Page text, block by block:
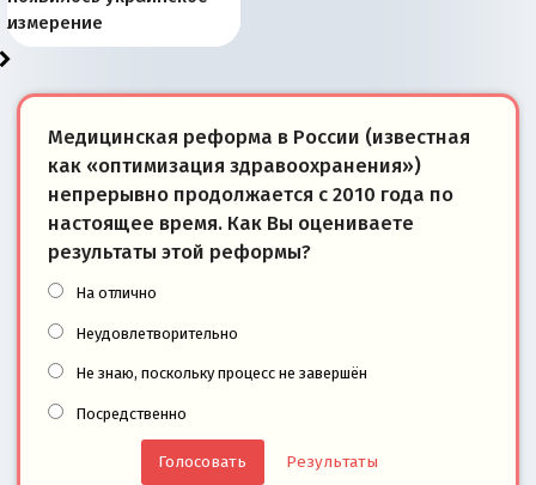
«переобувании» хозяев
суверенной экономике
Анкориджа
внутренней политике
отношениям с Россией?
Южной Осетии
измерение
Медицинская реформа в России (известная
как «оптимизация здравоохранения»)
непрерывно продолжается с 2010 года по
настоящее время. Как Вы оцениваете
результаты этой реформы?
На отлично
Неудовлетворительно
Не знаю, поскольку процесс не завершён
Посредственно
Результаты